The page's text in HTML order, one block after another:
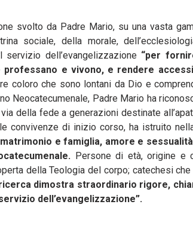
svolto da Padre Mario, su una vasta
sociale, della morale,
dell’evangelizzazione “per
e vivono, e rendere
coloro che sono lontani da Dio e
Neocatecumenale, Padre Mario ha
della fede a generazioni destinate
convivenze di inizio corso, ha istruito
e famiglia, amore e
Persone di età, origine e
della Teologia del corpo; catechesi che
dimostra straordinario rigore,
dell’evangelizzazione”.